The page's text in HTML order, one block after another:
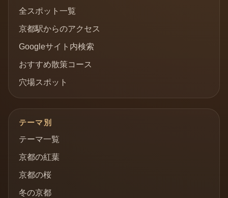
全スポット一覧
京都駅からのアクセス
Googleサイト内検索
おすすめ散策コース
穴場スポット
テーマ別
テーマ一覧
京都の紅葉
京都の桜
冬の京都